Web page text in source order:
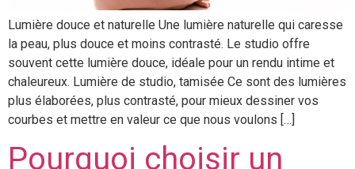
Lumière douce et naturelle Une lumière naturelle qui caresse
la peau, plus douce et moins contrasté. Le studio offre
souvent cette lumière douce, idéale pour un rendu intime et
chaleureux. Lumière de studio, tamisée Ce sont des lumières
plus élaborées, plus contrasté, pour mieux dessiner vos
courbes et mettre en valeur ce que nous voulons […]
Pourquoi choisir un